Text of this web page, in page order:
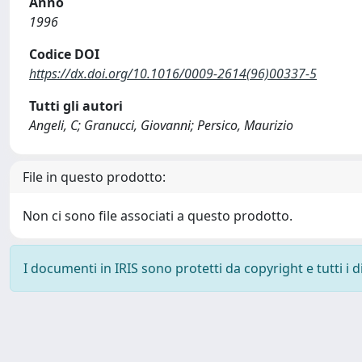
1996
Codice DOI
https://dx.doi.org/10.1016/0009-2614(96)00337-5
Tutti gli autori
Angeli, C; Granucci, Giovanni; Persico, Maurizio
File in questo prodotto:
Non ci sono file associati a questo prodotto.
I documenti in IRIS sono protetti da copyright e tutti i